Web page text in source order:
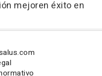
mejoren éxito en